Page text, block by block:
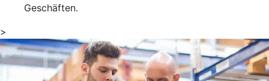
Geschäften.
>